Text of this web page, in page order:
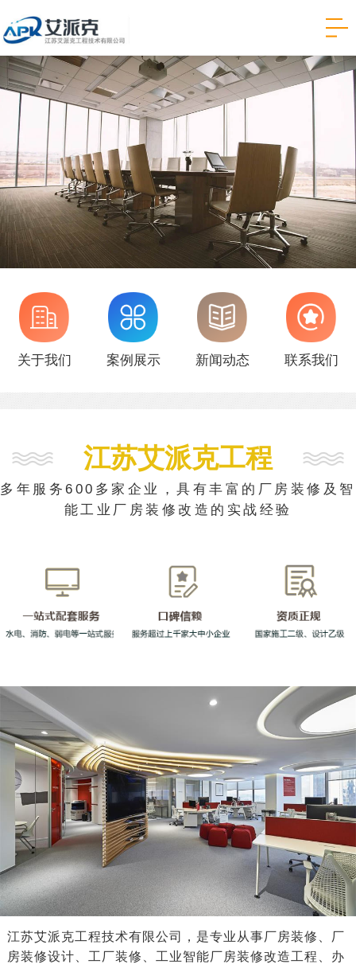
关于我们 案例展示 新闻动态 联系我们
江苏艾派克工程
多年服务600多家企业，具有丰富的厂房装修及智
能工业厂房装修改造的实战经验
江苏艾派克工程技术有限公司，是专业从事厂房装修、厂
房装修设计、工厂装修、工业智能厂房装修改造工程、办